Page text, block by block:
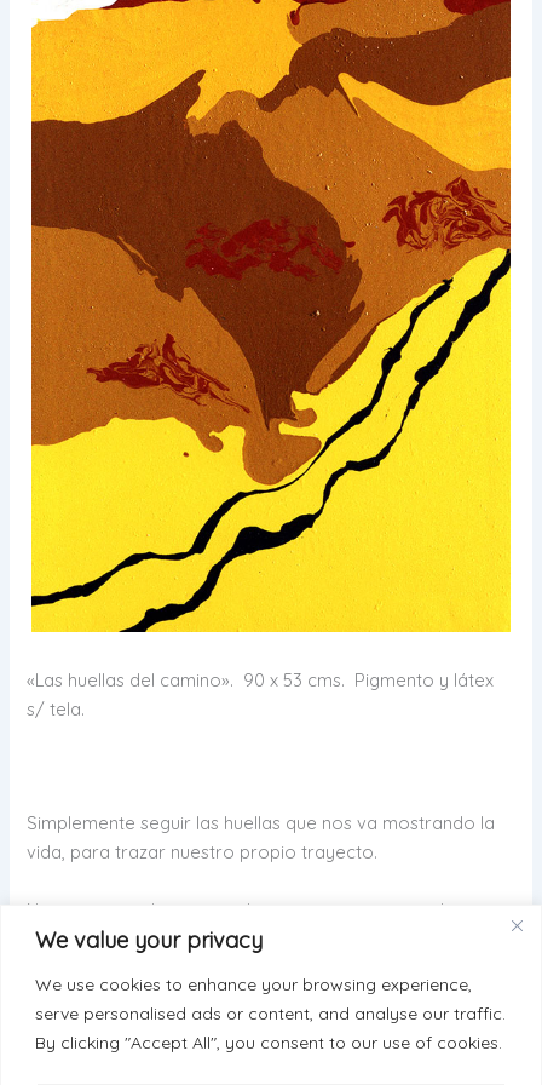
We value your privacy
We use cookies to enhance your browsing experience,
serve personalised ads or content, and analyse our traffic.
By clicking "Accept All", you consent to our use of cookies.
«Las huellas del camino». 90 x 53 cms. Pigmento y látex
s/ tela.
Simplemente seguir las huellas que nos va mostrando la
vida, para trazar nuestro propio trayecto.
Nuestra naturaleza, en cada momento, nos pone lo que
necesitamos para evolucionar, sin juzgar.